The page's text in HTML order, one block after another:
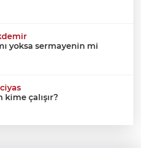
yoksa sermayenin mi
kime çalışır?
gölgesinde engellilik,